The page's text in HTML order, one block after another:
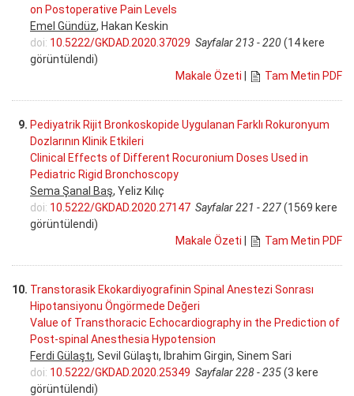
on Postoperative Pain Levels
Emel Gündüz, Hakan Keskin
doi: 10.5222/GKDAD.2020.37029 Sayfalar 213 - 220(14 kere
görüntülendi)
Makale Özeti | Tam Metin PDF
9. Pediyatrik Rijit Bronkoskopide Uygulanan Farklı Rokuronyum
Dozlarının Klinik Etkileri
Clinical Effects of Different Rocuronium Doses Used in
Pediatric Rigid Bronchoscopy
Sema Şanal Baş, Yeliz Kılıç
doi: 10.5222/GKDAD.2020.27147 Sayfalar 221 - 227(1569 kere
görüntülendi)
Makale Özeti | Tam Metin PDF
10. Transtorasik Ekokardiyografinin Spinal Anestezi Sonrası
Hipotansiyonu Öngörmede Değeri
Value of Transthoracic Echocardiography in the Prediction of
Post-spinal Anesthesia Hypotension
Ferdi Gülaştı, Sevil Gülaştı, Ibrahim Girgin, Sinem Sari
doi: 10.5222/GKDAD.2020.25349 Sayfalar 228 - 235(3 kere
görüntülendi)